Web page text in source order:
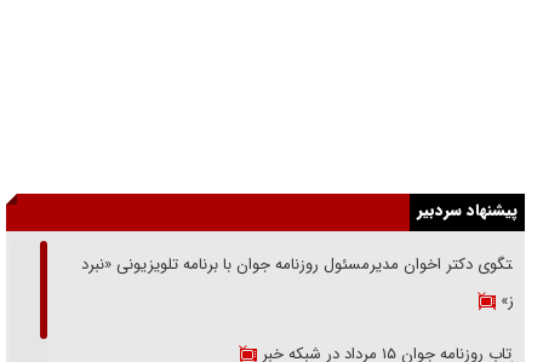
پیشنهاد سردبیر